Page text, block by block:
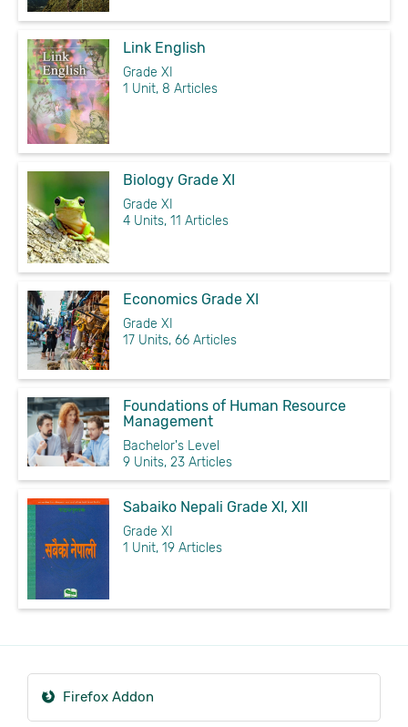
Link English
Grade XI
1 Unit, 8 Articles
Biology Grade XI
Grade XI
4 Units, 11 Articles
Economics Grade XI
Grade XI
17 Units, 66 Articles
Foundations of Human Resource
Management
Bachelor's Level
9 Units, 23 Articles
Sabaiko Nepali Grade XI, XII
Grade XI
1 Unit, 19 Articles
Firefox Addon